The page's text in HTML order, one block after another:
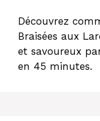
Découvrez
Braisées aux
et savoureux
en 45 minutes.